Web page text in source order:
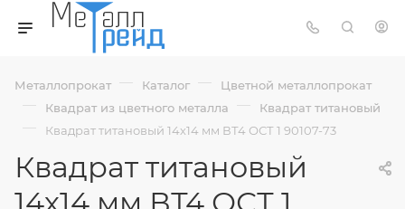
Металлопрокат — Каталог — Цветной металлопрокат
— Квадрат из цветного металла — Квадрат титановый
— Квадрат титановый 14х14 мм ВТ4 ОСТ 1 90107-73
Квадрат титановый